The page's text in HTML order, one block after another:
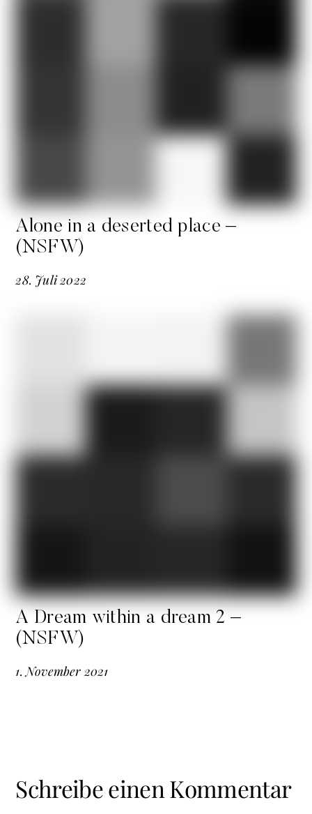
Alone in a deserted place –
(NSFW)
28. Juli 2022
A Dream within a dream 2 –
(NSFW)
1 November 2021
Schreibe einen Kommentar